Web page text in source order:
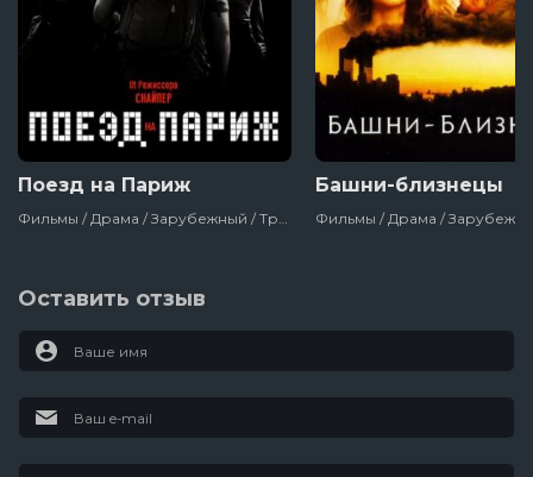
Поезд на Париж Башни-близнецы
Оставить отзыв